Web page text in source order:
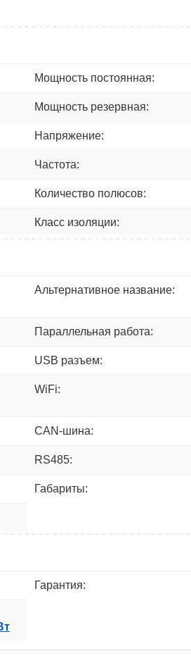
Мощность постоянная:
Мощность резервная:
Напряжение:
Частота:
Количество полюсов:
Класс изоляции:
Альтернативное название:
Параллельная работа:
USB разъем:
WiFi:
CAN-шина:
RS485:
Габариты:
Гарантия: